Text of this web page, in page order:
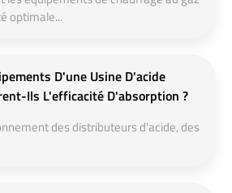
optimale...
D'une Usine D'acide
Ils L'efficacité D'absorption ?
des distributeurs d'acide, des